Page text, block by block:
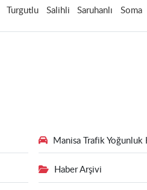
Turgutlu Salihli Saruhanlı Soma
Manisa Trafik Yoğunluk
Haber Arşivi